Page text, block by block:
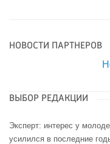
НОВОСТИ ПАРТНЕРОВ
ВЫБОР РЕДАКЦИИ
Эксперт: интерес у
усилился в последние